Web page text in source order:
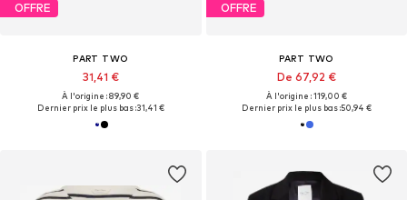
OFFRE
PART TWO
31,41 €
À l'origine : 89,90 €
Dernier prix le plus bas :31,41 €
OFFRE
PART TWO
De 67,92 €
À l'origine : 119,00 €
Dernier prix le plus bas :50,94 €